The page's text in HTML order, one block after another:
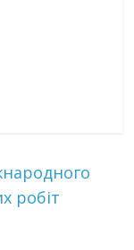
робіт